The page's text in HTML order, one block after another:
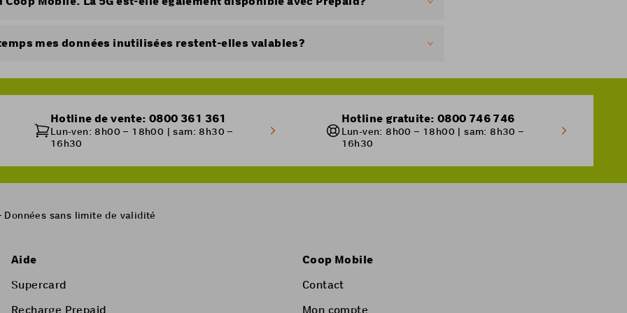
mes données inutilisées restent-elles valables?
n’ont pas de limite de validité.
transfert de numéro ou de changement de titulaire, le volume de données
ici.
données valables en Suisse n’ont pas de limite de validité. Les volumes de
Hotline de vente: 0800 361 361
Lun-ven: 8h00 – 18h00 | sam: 8h30 –
16h30
Hotline gratuite: 0800 746 746
Lun-ven: 8h00 – 18h00 | sam: 8h30 –
16h30
Données sans limite de validité
Aide
Supercard
Recharge Prepaid
Coop Mobile
Contact
Mon compte